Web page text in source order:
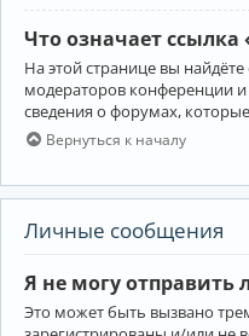
Что означает
На этой странице вы
модераторов конференции
сведения о форумах,
Вернуться к началу
Личные сообщения
Я не могу
Это может быть вызвано